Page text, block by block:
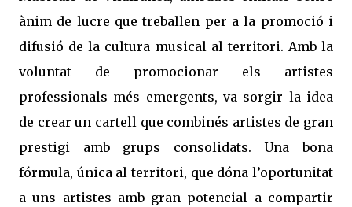
ànim de lucre que treballen per a la promoció i
difusió de la cultura musical al territori. Amb la
voluntat de promocionar els artistes
professionals més emergents, va sorgir la idea
de crear un cartell que combinés artistes de gran
prestigi amb grups consolidats. Una bona
fórmula, única al territori, que dóna l’oportunitat
a uns artistes amb gran potencial a compartir